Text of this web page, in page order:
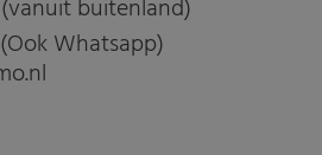
buitenland)
Whatsapp)